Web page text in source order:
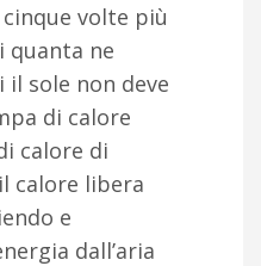
volte più
quanta ne
sole non deve
di calore
calore di
calore libera
e
dall’aria